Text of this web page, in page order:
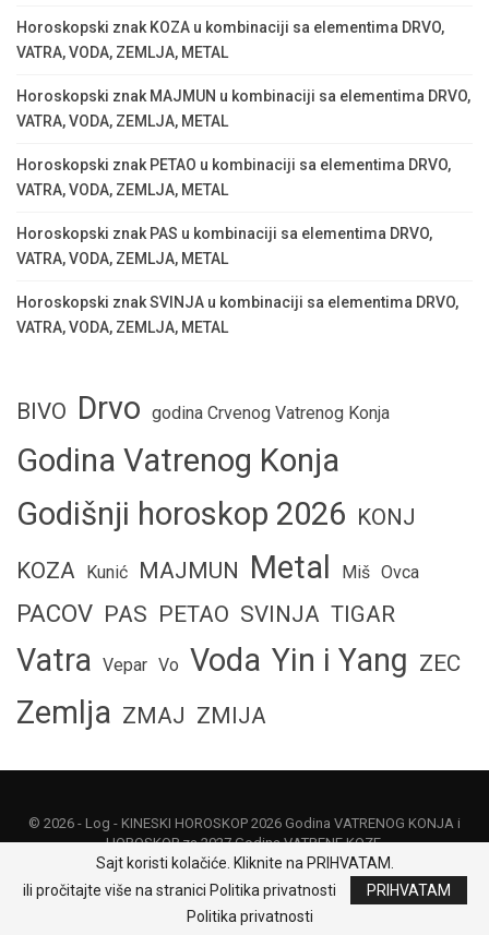
Horoskopski znak KOZA u kombinaciji sa elementima DRVO,
VATRA, VODA, ZEMLJA, METAL
Horoskopski znak MAJMUN u kombinaciji sa elementima DRVO,
VATRA, VODA, ZEMLJA, METAL
Horoskopski znak PETAO u kombinaciji sa elementima DRVO,
VATRA, VODA, ZEMLJA, METAL
Horoskopski znak PAS u kombinaciji sa elementima DRVO,
VATRA, VODA, ZEMLJA, METAL
Horoskopski znak SVINJA u kombinaciji sa elementima DRVO,
VATRA, VODA, ZEMLJA, METAL
BIVO Drvo godina Crvenog Vatrenog Konja
Godina Vatrenog Konja
Godišnji horoskop 2026 KONJ
KOZA Kunić MAJMUN Metal Miš Ovca
PACOV PAS PETAO SVINJA TIGAR
Vatra Vepar Vo Voda Yin i Yang ZEC
Zemlja ZMAJ ZMIJA
© 2026 - Log - KINESKI HOROSKOP 2026 Godina VATRENOG KONJA i
HOROSKOP za 2027 Godina VATRENE KOZE.
Politika privatnosti|Uslovi korišćenja|O nama |Kontakt|Odricanje od
odgovornosti
Sajt koristi kolačiće. Kliknite na PRIHVATAM.
ili pročitajte više na stranici Politika privatnosti
PRIHVATAM
Politika privatnosti